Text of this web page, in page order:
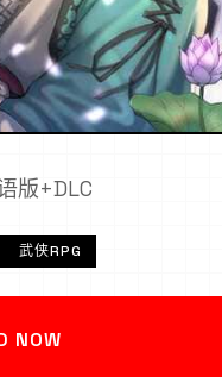
版+DLC
武侠RPG
NOW